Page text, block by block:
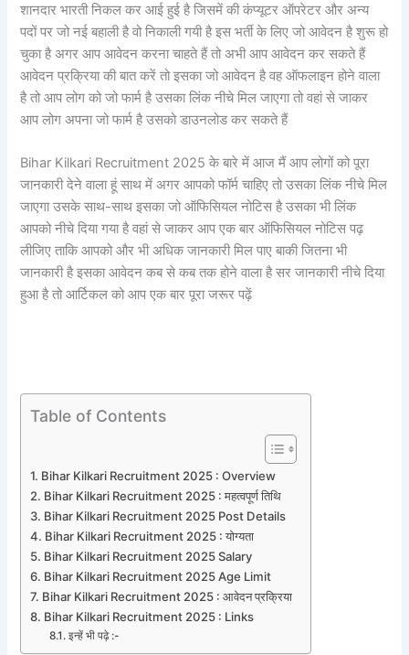
शानदार भारती निकल कर आई हुई है जिसमें की कंप्यूटर ऑपरेटर और अन्य
पदों पर जो नई बहाली है वो निकाली गयी है इस भर्ती के लिए जो आवेदन है शुरू हो
चुका है अगर आप आवेदन करना चाहते हैं तो अभी आप आवेदन कर सकते हैं
आवेदन प्रक्रिया की बात करें तो इसका जो आवेदन है वह ऑफलाइन होने वाला
है तो आप लोग को जो फार्म है उसका लिंक नीचे मिल जाएगा तो वहां से जाकर
आप लोग अपना जो फार्म है उसको डाउनलोड कर सकते हैं
Bihar Kilkari Recruitment 2025 के बारे में आज मैं आप लोगों को पूरा
जानकारी देने वाला हूं साथ में अगर आपको फॉर्म चाहिए तो उसका लिंक नीचे मिल
जाएगा उसके साथ-साथ इसका जो ऑफिसियल नोटिस है उसका भी लिंक
आपको नीचे दिया गया है वहां से जाकर आप एक बार ऑफिसियल नोटिस पढ़
लीजिए ताकि आपको और भी अधिक जानकारी मिल पाए बाकी जितना भी
जानकारी है इसका आवेदन कब से कब तक होने वाला है सर जानकारी नीचे दिया
हुआ है तो आर्टिकल को आप एक बार पूरा जरूर पढ़ें
Table of Contents
Bihar Kilkari Recruitment 2025 : Overview
Bihar Kilkari Recruitment 2025 : महत्वपूर्ण तिथि
Bihar Kilkari Recruitment 2025 Post Details
Bihar Kilkari Recruitment 2025 : योग्यता
Bihar Kilkari Recruitment 2025 Salary
Bihar Kilkari Recruitment 2025 Age Limit
Bihar Kilkari Recruitment 2025 : आवेदन प्रक्रिया
Bihar Kilkari Recruitment 2025 : Links
इन्हें भी पढ़े :-